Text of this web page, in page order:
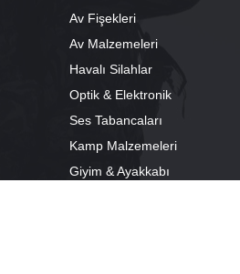
Av Fişekleri
Av Malzemeleri
Havalı Silahlar
Optik & Elektronik
Ses Tabancaları
Kamp Malzemeleri
Giyim & Ayakkabı